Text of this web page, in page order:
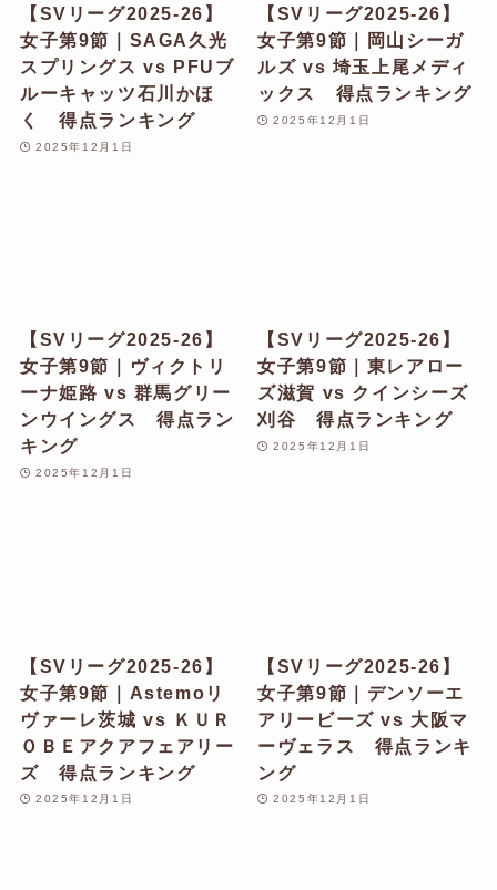
【SVリーグ2025-26】
女子第9節｜SAGA久光
スプリングス vs PFUブ
ルーキャッツ石川かほ
く 得点ランキング
2025年12月1日
【SVリーグ2025-26】
女子第9節｜岡山シーガ
ルズ vs 埼玉上尾メディ
ックス 得点ランキング
2025年12月1日
【SVリーグ2025-26】
女子第9節｜ヴィクトリ
ーナ姫路 vs 群馬グリー
ンウイングス 得点ラン
キング
2025年12月1日
【SVリーグ2025-26】
女子第9節｜東レアロー
ズ滋賀 vs クインシーズ
刈谷 得点ランキング
2025年12月1日
【SVリーグ2025-26】
女子第9節｜Astemoリ
ヴァーレ茨城 vs ＫＵＲ
ＯＢＥアクアフェアリー
ズ 得点ランキング
2025年12月1日
【SVリーグ2025-26】
女子第9節｜デンソーエ
アリービーズ vs 大阪マ
ーヴェラス 得点ランキ
ング
2025年12月1日